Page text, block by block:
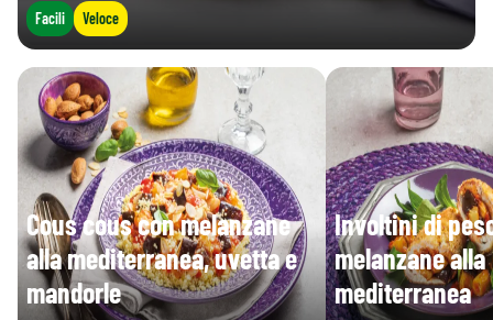
Facili Veloce
Cous cous con melanzane
alla mediterranea, uvetta e
mandorle
Involtini di
melanzane alla
mediterranea